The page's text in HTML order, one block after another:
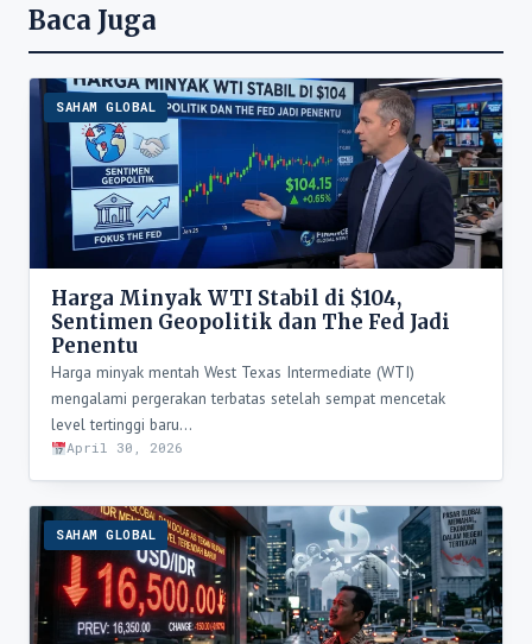
Baca Juga
SAHAM GLOBAL
Harga Minyak WTI Stabil di $104,
Sentimen Geopolitik dan The Fed Jadi
Penentu
Harga minyak mentah West Texas Intermediate (WTI)
mengalami pergerakan terbatas setelah sempat mencetak
level tertinggi baru…
April 30, 2026
SAHAM GLOBAL